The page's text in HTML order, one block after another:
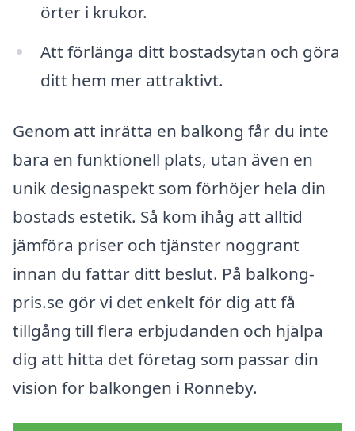
örter i krukor.
Att förlänga ditt bostadsytan och göra
ditt hem mer attraktivt.
Genom att inrätta en balkong får du inte
bara en funktionell plats, utan även en
unik designaspekt som förhöjer hela din
bostads estetik. Så kom ihåg att alltid
jämföra priser och tjänster noggrant
innan du fattar ditt beslut. På balkong-
pris.se gör vi det enkelt för dig att få
tillgång till flera erbjudanden och hjälpa
dig att hitta det företag som passar din
vision för balkongen i Ronneby.